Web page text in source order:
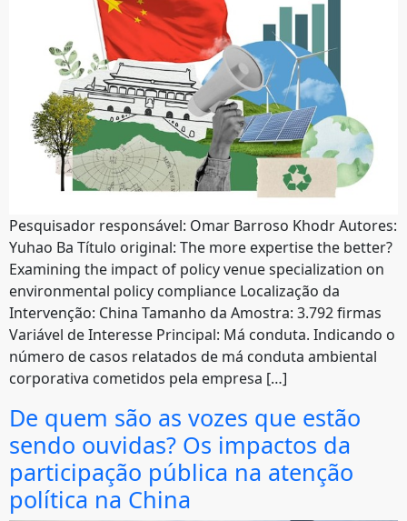
Pesquisador responsável: Omar Barroso Khodr Autores:
Yuhao Ba Título original: The more expertise the better?
Examining the impact of policy venue specialization on
environmental policy compliance Localização da
Intervenção: China Tamanho da Amostra: 3.792 firmas
Variável de Interesse Principal: Má conduta. Indicando o
número de casos relatados de má conduta ambiental
corporativa cometidos pela empresa […]
De quem são as vozes que estão
sendo ouvidas? Os impactos da
participação pública na atenção
política na China